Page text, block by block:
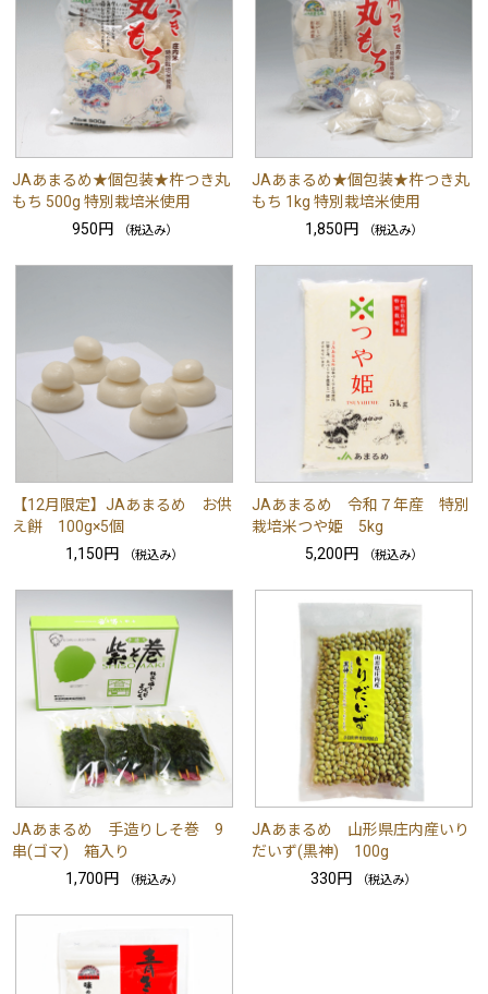
JAあまるめ★個包装★杵つき丸
もち 500g 特別栽培米使用
950円
（税込み）
JAあまるめ★個包装★杵つき丸
もち 1kg 特別栽培米使用
1,850円
（税込み）
【12月限定】JAあまるめ お供
え餅 100g×5個
1,150円
（税込み）
JAあまるめ 令和７年産 特別
栽培米つや姫 5kg
5,200円
（税込み）
JAあまるめ 手造りしそ巻 9
串(ゴマ) 箱入り
1,700円
（税込み）
JAあまるめ 山形県庄内産いり
だいず(黒神) 100g
330円
（税込み）